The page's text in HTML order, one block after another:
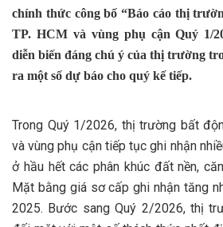
chính thức công bố “Báo cáo thị
TP. HCM và vùng phụ cận Quý 1/
diễn biến đáng chú ý của thị trường
ra một số dự báo cho quý kế tiếp.
Trong Quý 1/2026, thị trường bất
và vùng phụ cận tiếp tục ghi nhận
ở hầu hết các phân khúc đất nền,
Mặt bằng giá sơ cấp ghi nhận tăng
2025. Bước sang Quý 2/2026, thị